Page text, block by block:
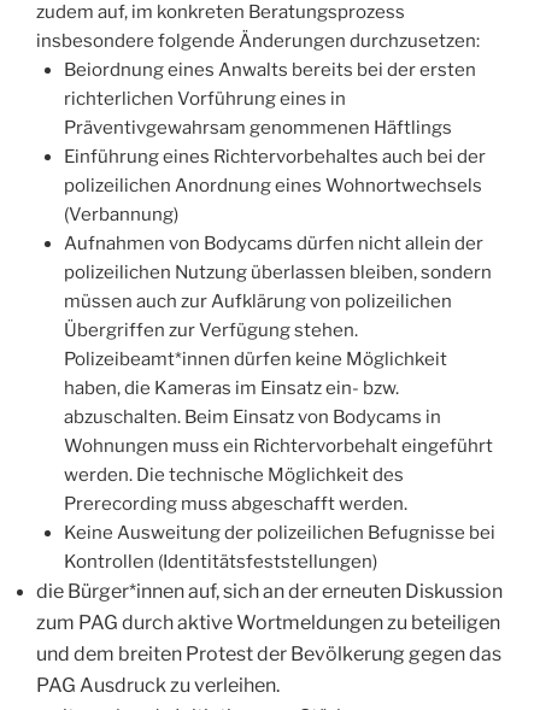
zudem auf, im konkreten Beratungsprozess
insbesondere folgende Änderungen durchzusetzen:
Beiordnung eines Anwalts bereits bei der ersten
richterlichen Vorführung eines in
Präventivgewahrsam genommenen Häftlings
Einführung eines Richtervorbehaltes auch bei der
polizeilichen Anordnung eines Wohnortwechsels
(Verbannung)
Aufnahmen von Bodycams dürfen nicht allein der
polizeilichen Nutzung überlassen bleiben, sondern
müssen auch zur Aufklärung von polizeilichen
Übergriffen zur Verfügung stehen.
Polizeibeamt*innen dürfen keine Möglichkeit
haben, die Kameras im Einsatz ein- bzw.
abzuschalten. Beim Einsatz von Bodycams in
Wohnungen muss ein Richtervorbehalt eingeführt
werden. Die technische Möglichkeit des
Prerecording muss abgeschafft werden.
Keine Ausweitung der polizeilichen Befugnisse bei
Kontrollen (Identitätsfeststellungen)
die Bürger*innen auf, sich an der erneuten Diskussion
zum PAG durch aktive Wortmeldungen zu beteiligen
und dem breiten Protest der Bevölkerung gegen das
PAG Ausdruck zu verleihen.